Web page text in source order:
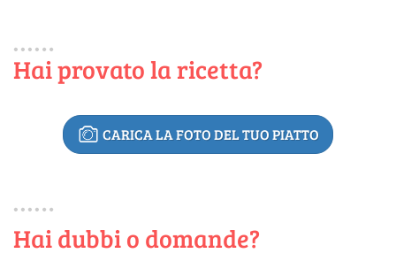
Hai provato la ricetta?
CARICA LA FOTO DEL TUO PIATTO
Hai dubbi o domande?